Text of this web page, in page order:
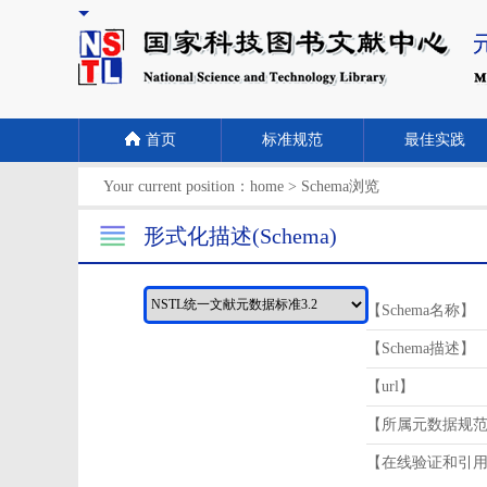
首页 标准规范 最佳实践
Your current position： home > Schema浏览
形式化描述(Schema)
【Schema名称】
【Schema描述】
【url】
【所属元数据规
【在线验证和引